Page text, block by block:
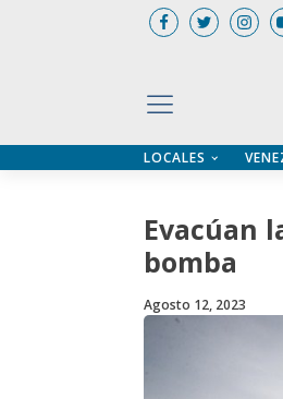
LOCALES
Evacúan
bomba
Agosto 12, 2023